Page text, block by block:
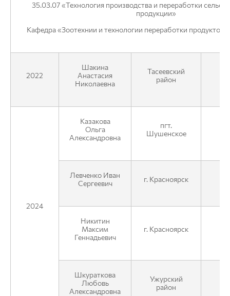
35.03.07 «Технология производства и переработки
продукции»
Кафедра «Зоотехнии и технологии переработки продуктов
2022
Шакина
Анастасия
Николаевна
Тасеевский
район
2024
Казакова
Ольга
Александровна
пгт.
Шушенское
Левченко Иван
Сергеевич
г. Красноярск
Никитин
Максим
Геннадьевич
г. Красноярск
Шкураткова
Любовь
Александровна
Ужурский
район